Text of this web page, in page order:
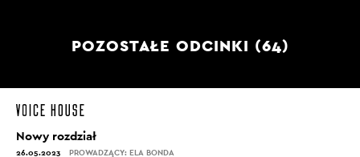
POZOSTAŁE ODCINKI (64)
Nowy rozdział
26.05.2023 PROWADZĄCY: ELA BONDA